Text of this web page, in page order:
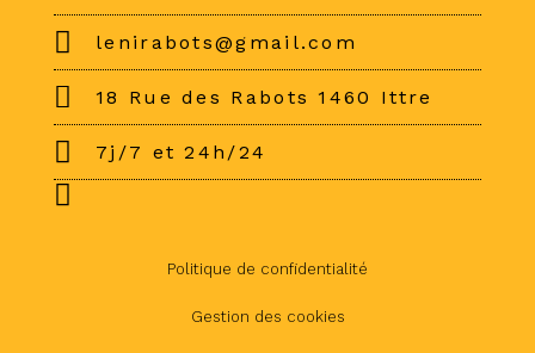
lenirabots@gmail.com
18 Rue des Rabots 1460 Ittre
7j/7 et 24h/24
Politique de confidentialité
Gestion des cookies